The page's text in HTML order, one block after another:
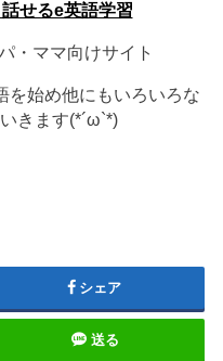
せるe英語学習
・ママ向けサイト
を始め他にもいろいろな
きます(*´ω`*)
シェア
送る